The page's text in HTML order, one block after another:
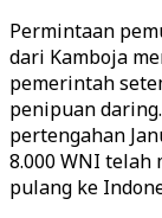
Permintaan
dari Kamboja
pemerintah
penipuan
pertengahan
8.000 WNI
pulang ke